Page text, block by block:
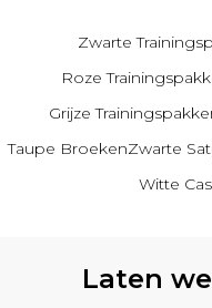
Zwarte
Roze
Grijze
Taupe BroekenZwarte
Witte
Laten